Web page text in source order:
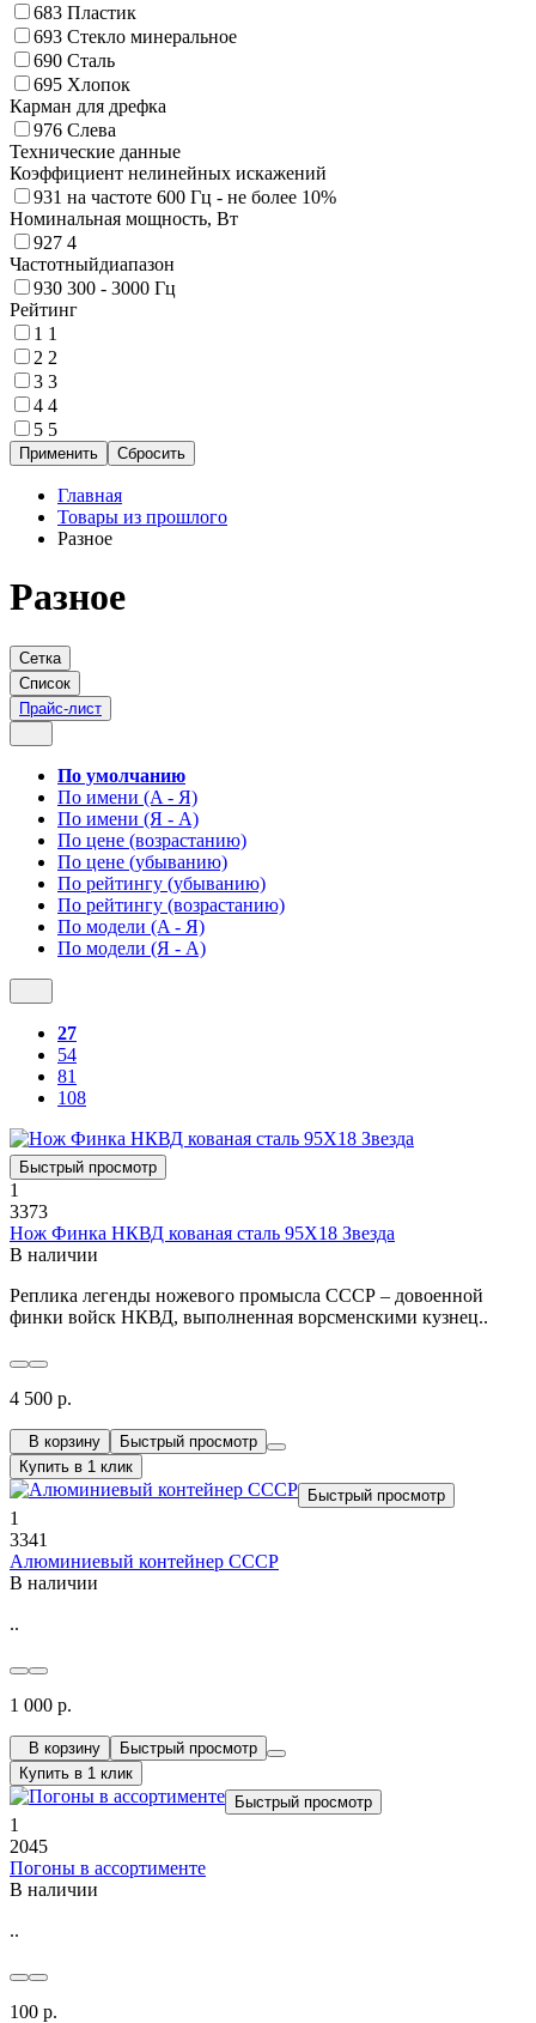
683 Пластик
693 Стекло минеральное
690 Сталь
695 Хлопок
Карман для дрефка
976 Слева
Технические данные
Коэффициент нелинейных искажений
931 на частоте 600 Гц - не более 10%
Номинальная мощность, Вт
927 4
Частотныйдиапазон
930 300 - 3000 Гц
Рейтинг
1 1
2 2
3 3
4 4
5 5
Главная
Товары из прошлого
Разное
Разное
Сетка
Список
Прайс-лист
По умолчанию
По имени (A - Я)
По имени (Я - A)
По цене (возрастанию)
По цене (убыванию)
По рейтингу (убыванию)
По рейтингу (возрастанию)
По модели (A - Я)
По модели (Я - A)
27
54
81
108
Быстрый просмотр
1
3373
Нож Финка НКВД кованая сталь 95Х18 Звезда
В наличии
Реплика легенды ножевого промысла СССР – довоенной
финки войск НКВД, выполненная ворсменскими кузнец..
4 500 р.
В корзину
Быстрый просмотр
Купить в 1 клик
Быстрый просмотр
1
3341
Алюминиевый контейнер СССР
В наличии
..
1 000 р.
В корзину
Быстрый просмотр
Купить в 1 клик
Быстрый просмотр
1
2045
Погоны в ассортименте
В наличии
..
100 р.